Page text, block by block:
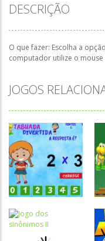
DESCRIÇÃO
O que fazer: Escolha a
computador utilize o
JOGOS
Atividades
Português e
Matemática